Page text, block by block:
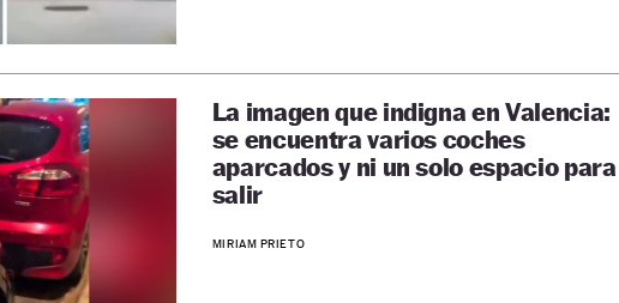
La imagen que indigna en Valencia:
se encuentra varios coches
aparcados y ni un solo espacio para
salir
MIRIAM PRIETO